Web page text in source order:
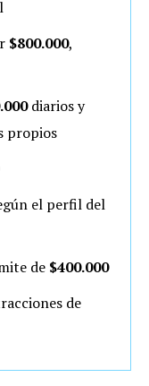
$800.000,
diarios y
propios
el perfil del
de $400.000
de